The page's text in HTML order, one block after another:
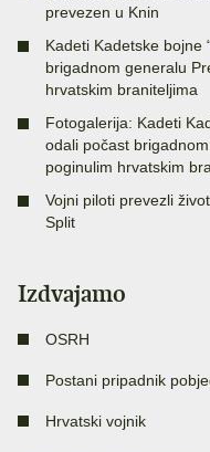
prevezen u Knin
Kadeti Kadetske bojne
brigadnom generalu
hrvatskim braniteljima
Fotogalerija: Kadeti
odali počast
poginulim hrvatskim
Vojni piloti prevezli
Split
Izdvajamo
OSRH
Postani pripadnik
Hrvatski vojnik